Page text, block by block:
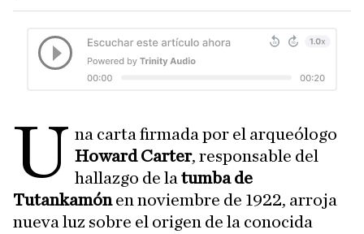
U na carta firmada por el arqueólogo
Howard Carter, responsable del
hallazgo de latumba de
Tutankamónen noviembre de 1922, arroja
nueva luz sobre el origen de la conocida